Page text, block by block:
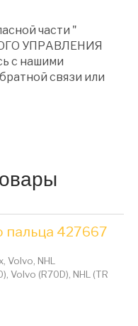
части "
УПРАВЛЕНИЯ
с нашими
связи или
пальца 427667
Volvo, NHL
Volvo (R70D), NHL (TR